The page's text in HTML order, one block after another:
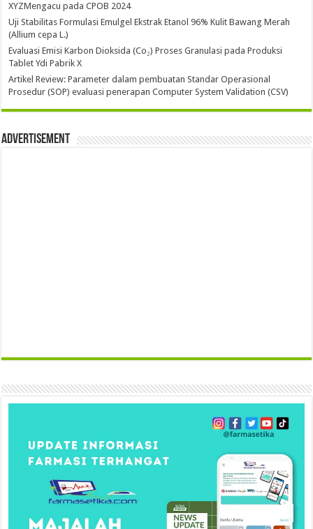
XYZMengacu pada CPOB 2024
Uji Stabilitas Formulasi Emulgel Ekstrak Etanol 96% Kulit Bawang Merah
(Allium cepa L.)
Evaluasi Emisi Karbon Dioksida (Co₂) Proses Granulasi pada Produksi
Tablet Ydi Pabrik X
Artikel Review: Parameter dalam pembuatan Standar Operasional
Prosedur (SOP) evaluasi penerapan Computer System Validation (CSV)
Advertisement